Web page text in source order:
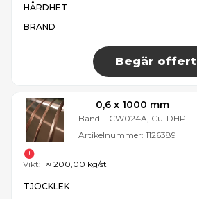
HÅRDHET
BRAND
Begär offert
0,6 x 1000 mm
Band - CW024A, Cu-DHP
Artikelnummer: 1126389
TJOCKLEK
Vikt: ≈ 200,00 kg/st